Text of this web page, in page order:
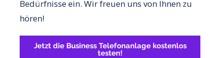
Bedürfnisse ein. Wir freuen uns von Ihnen zu
hören!
Jetzt die Business Telefonanlage kostenlos
testen!